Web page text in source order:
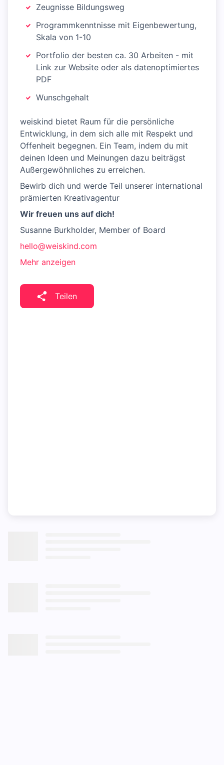
Zeugnisse Bildungsweg
Programmkenntnisse mit Eigenbewertung,
Skala von 1-10
Portfolio der besten ca. 30 Arbeiten - mit
Link zur Website oder als datenoptimiertes
PDF
Wunschgehalt
weiskind bietet Raum für die persönliche
Entwicklung, in dem sich alle mit Respekt und
Offenheit begegnen. Ein Team, indem du mit
deinen Ideen und Meinungen dazu beiträgst
Außergewöhnliches zu erreichen.
Bewirb dich und werde Teil unserer international
prämierten Kreativagentur
Wir freuen uns auf dich!
Susanne Burkholder, Member of Board
hello@weiskind.com
Mehr anzeigen
Teilen